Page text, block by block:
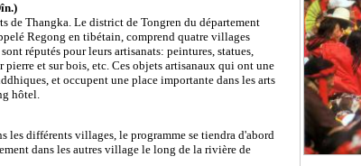
de Thangka. Le district de Tongren du département
Regong en tibétain, comprend quatre villages
réputés pour leurs artisanats: peintures, statues,
et sur bois, etc. Ces objets artisanaux qui ont une
et occupent une place importante dans les arts
hôtel.
les différents villages, le programme se tiendra d'abord
dans les autres village le long de la rivière de